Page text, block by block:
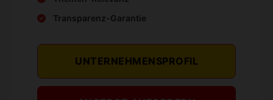
Transparenz-Garantie
UNTERNEHMENSPROFIL